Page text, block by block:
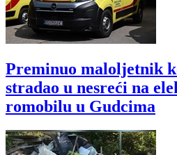
Preminuo maloljetnik
stradao u nesreći na
romobilu u Gudcima